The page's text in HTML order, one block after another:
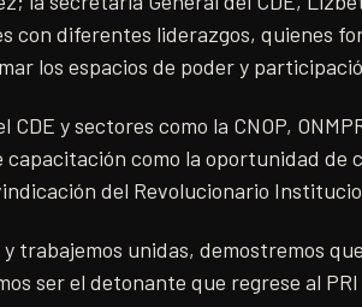
con diferentes liderazgos, quienes
los espacios de poder y
y sectores como la CNOP,
capacitación como la oportunidad de
del Revolucionario
y trabajemos unidas, demostremos
ser el detonante que regrese al